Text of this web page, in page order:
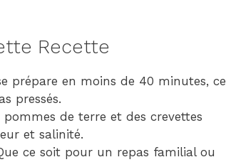
Recette
prépare en moins de 40 minutes, ce
pressés.
pommes de terre et des crevettes
et salinité.
ce soit pour un repas familial ou